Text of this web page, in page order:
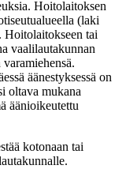
Hoitolaitoksen
(laki
Hoitolaitokseen tai
vaalilautakunnan
äänestyksessä on
oltava mukana
äänioikeutettu
kotonaan tai